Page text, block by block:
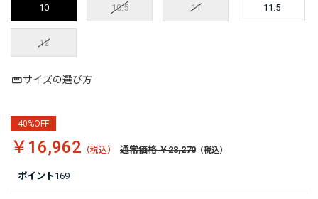
ポイント169
10 10.5 11 11.5
12
サイズの選び方
40%OFF
￥16,962 通常価格 ￥28,270